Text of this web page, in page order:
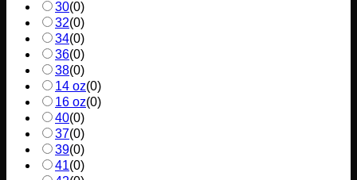
30(0)
32(0)
34(0)
36(0)
38(0)
14 oz(0)
16 oz(0)
40(0)
37(0)
39(0)
41(0)